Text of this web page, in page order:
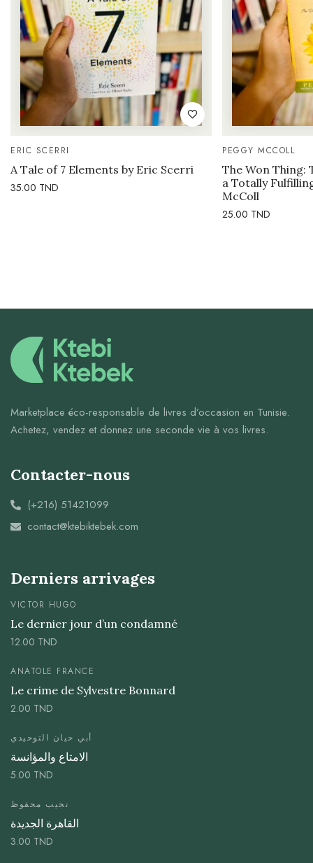
ERIC SCERRI
A Tale of 7 Elements by Eric Scerri
35.00 TND
PEGGY MCCOLL
The Won Thing:
a Totally
McColl
25.00 TND
Marketplace éco-responsable de livres d’occasion en Tunisie.
Achetez, vendez et donnez une seconde vie à vos livres.
Contacter-nous
(+216) 51421099
contact@ktebiktebek.com
Derniers arrivages
VICTOR HUGO
Le dernier jour d’un condamné
12.00 TND
ANATOLE FRANCE
Le crime de Sylvestre Bonnard
2.00 TND
أبي حيان التوحيدي
الامتاع والمؤانسة
5.00 TND
نجيب محفوظ
القاهرة الجديدة
3.00 TND